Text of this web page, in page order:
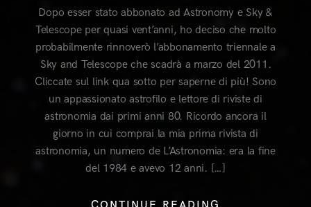
Dopo esser stato abbonato ad Astronomy e Sky &
Telescope per quasi vent’anni, ho deciso che molto
probabilmente rinnoverò l’abbonamento triennale a
Sky and Telescope che scadrà a marzo del 2011.
Cliccate sul link qua sotto per saperne di più! Sono
un appassionato astrofilo e lettore di riviste di
astronomia dai primi anni 80. Ricordo ancora il
giorno in cui comprai la mia prima rivista di
astronomia, un numero de L’Astronomia: era la fine
del 1984 e avevo 12 anni. […]